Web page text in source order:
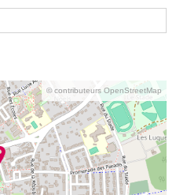
© contributeurs OpenStreetMap